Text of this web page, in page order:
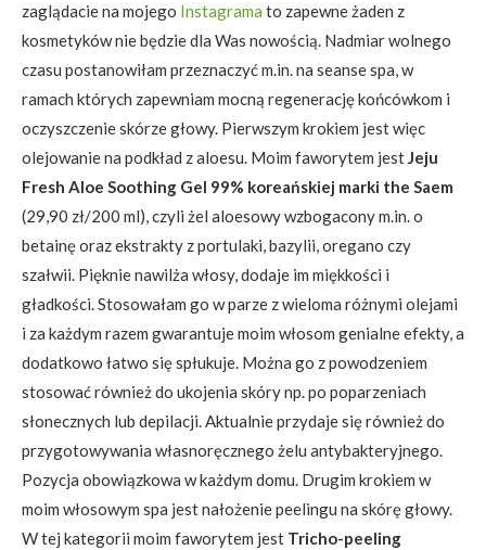
zaglądacie na mojego Instagrama to zapewne żaden z
kosmetyków nie będzie dla Was nowością. Nadmiar wolnego
czasu postanowiłam przeznaczyć m.in. na seanse spa, w
ramach których zapewniam mocną regenerację końcówkom i
oczyszczenie skórze głowy. Pierwszym krokiem jest więc
olejowanie na podkład z aloesu. Moim faworytem jestJeju
Fresh Aloe Soothing Gel 99% koreańskiej marki the Saem
(29,90 zł/200 ml), czyli żel aloesowy wzbogacony m.in. o
betainę oraz ekstrakty z portulaki, bazylii, oregano czy
szałwii. Pięknie nawilża włosy, dodaje im miękkości i
gładkości. Stosowałam go w parze z wieloma różnymi olejami
i za każdym razem gwarantuje moim włosom genialne efekty, a
dodatkowo łatwo się spłukuje. Można go z powodzeniem
stosować również do ukojenia skóry np. po poparzeniach
słonecznych lub depilacji. Aktualnie przydaje się również do
przygotowywania własnoręcznego żelu antybakteryjnego.
Pozycja obowiązkowa w każdym domu. Drugim krokiem w
moim włosowym spa jest nałożenie peelingu na skórę głowy.
W tej kategorii moim faworytem jest Tricho-peeling